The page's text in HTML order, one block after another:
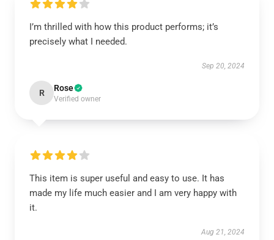
I’m thrilled with how this product performs; it’s
precisely what I needed.
Sep 20, 2024
R Rose
Verified owner
This item is super useful and easy to use. It has
made my life much easier and I am very happy with
it.
Aug 21, 2024